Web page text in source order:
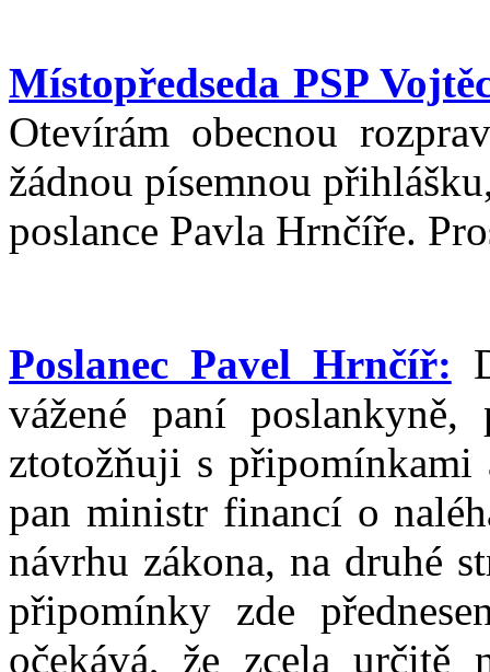
Místopředseda PSP
Otevírám obecnou
žádnou písemnou
poslance Pavla Hrnčíře.
Poslanec Pavel Hrnčíř:
vážené paní
ztotožňuji s připomínkami
pan ministr financí o
návrhu zákona, na druhé
připomínky zde
očekává, že zcela určitě